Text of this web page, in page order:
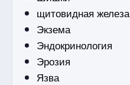
щитовидная железа
Экзема
Эндокринология
Эрозия
Язва